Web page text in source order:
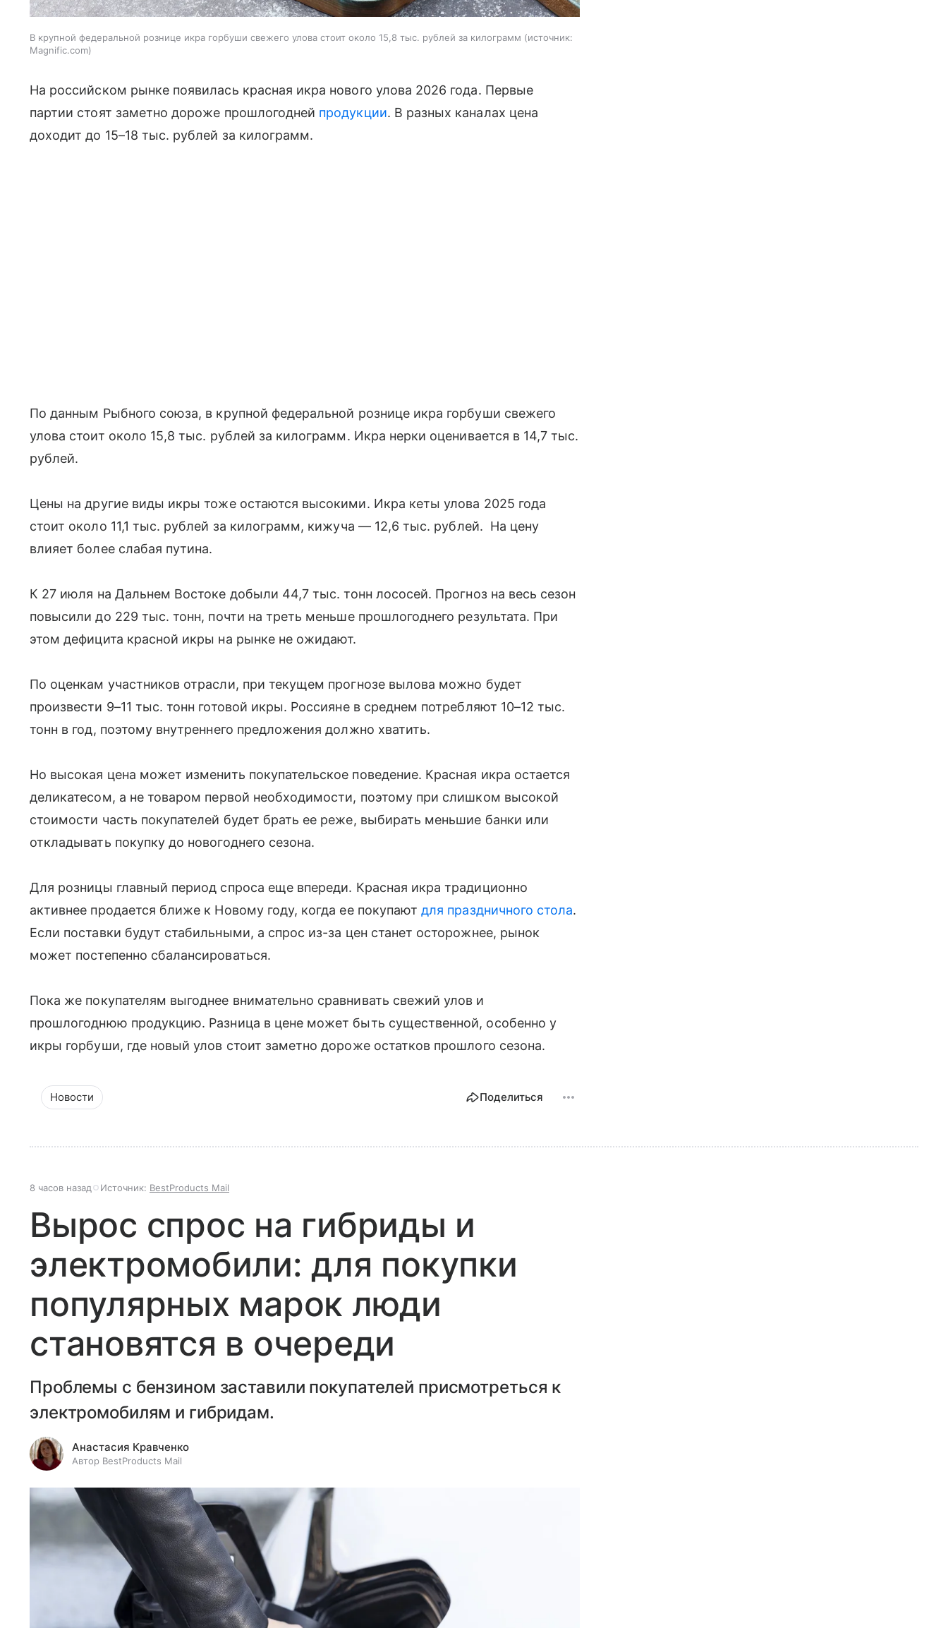
В крупной федеральной рознице икра горбуши свежего улова стоит около 15,8 тыс. рублей за килограмм
источник:
Magnific.com
На российском рынке появилась красная икра нового улова 2026 года. Первые
партии стоят заметно дороже прошлогодней продукции. В разных каналах цена
доходит до 15–18 тыс. рублей за килограмм.
По данным Рыбного союза, в крупной федеральной рознице икра горбуши свежего
улова стоит около 15,8 тыс. рублей за килограмм. Икра нерки оценивается в 14,7 тыс.
рублей.
Цены на другие виды икры тоже остаются высокими. Икра кеты улова 2025 года
стоит около 11,1 тыс. рублей за килограмм, кижуча — 12,6 тыс. рублей. На цену
влияет более слабая путина.
К 27 июля на Дальнем Востоке добыли 44,7 тыс. тонн лососей. Прогноз на весь сезон
повысили до 229 тыс. тонн, почти на треть меньше прошлогоднего результата. При
этом дефицита красной икры на рынке не ожидают.
По оценкам участников отрасли, при текущем прогнозе вылова можно будет
произвести 9–11 тыс. тонн готовой икры. Россияне в среднем потребляют 10–12 тыс.
тонн в год, поэтому внутреннего предложения должно хватить.
Но высокая цена может изменить покупательское поведение. Красная икра остается
деликатесом, а не товаром первой необходимости, поэтому при слишком высокой
стоимости часть покупателей будет брать ее реже, выбирать меньшие банки или
откладывать покупку до новогоднего сезона.
Для розницы главный период спроса еще впереди. Красная икра традиционно
активнее продается ближе к Новому году, когда ее покупаютдля праздничного стола.
Если поставки будут стабильными, а спрос из-за цен станет осторожнее, рынок
может постепенно сбалансироваться.
Пока же покупателям выгоднее внимательно сравнивать свежий улов и
прошлогоднюю продукцию. Разница в цене может быть существенной, особенно у
икры горбуши, где новый улов стоит заметно дороже остатков прошлого сезона.
Новости Поделиться
8 часов назад Источник: BestProducts Mail
Вырос спрос на гибриды и
электромобили: для покупки
популярных марок люди
становятся в очереди
Проблемы с бензином заставили покупателей присмотреться к
электромобилям и гибридам.
Анастасия Кравченко
Автор BestProducts Mail